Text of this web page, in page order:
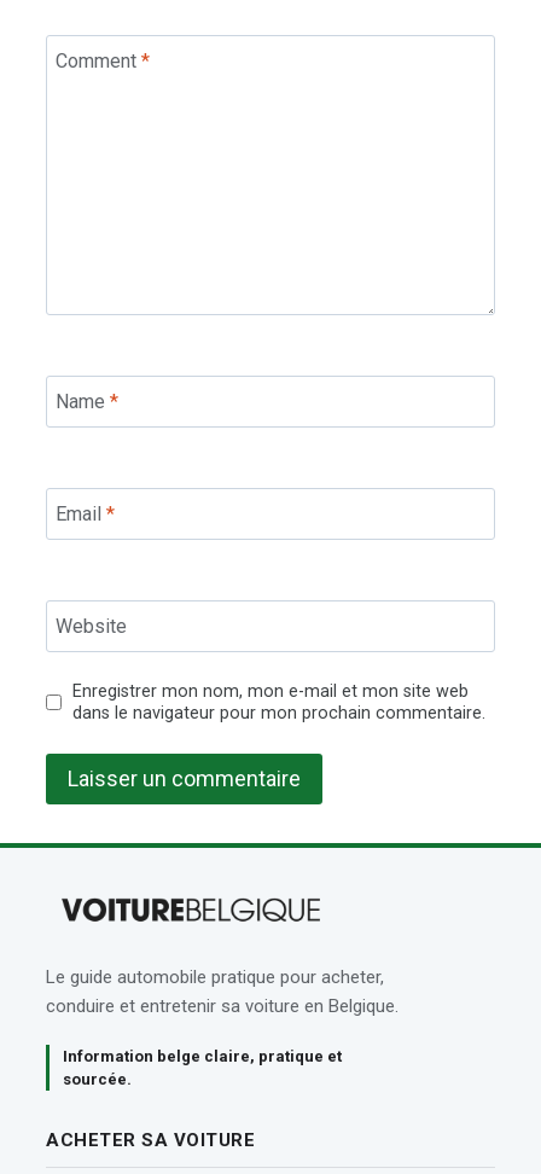
Comment *
Name *
Email *
Website
Enregistrer mon nom, mon e-mail et mon site web
dans le navigateur pour mon prochain commentaire.
Le guide automobile pratique pour acheter,
conduire et entretenir sa voiture en Belgique.
Information belge claire, pratique et
sourcée.
ACHETER SA VOITURE